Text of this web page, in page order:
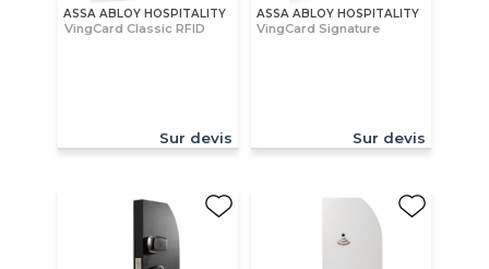
ASSA ABLOY HOSPITALITY
VingCard Classic RFID
Sur devis
ASSA ABLOY HOSPITALITY
VingCard Signature
Sur devis